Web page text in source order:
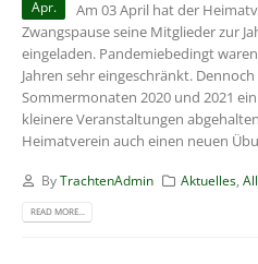
Apr.
Am 03 April hat der
Zwangspause seine Mitglieder zur
eingeladen. Pandemiebedingt
Jahren sehr eingeschränkt.
Sommermonaten 2020 und 2021
kleinere Veranstaltungen
Heimatverein auch einen neuen
ByTrachtenAdmin Aktuelles ,
READ MORE...